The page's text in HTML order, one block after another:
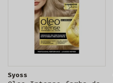
Syoss